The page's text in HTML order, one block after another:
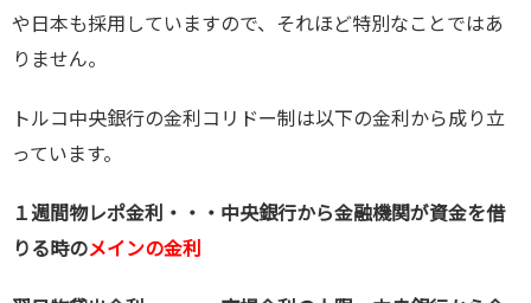
や日本も採用していますので、それほど特別なことではあ
りません。
トルコ中央銀行の金利コリドー制は以下の金利から成り立
っています。
１週間物レポ金利・・・中央銀行から金融機関が資金を借
りる時のメインの金利